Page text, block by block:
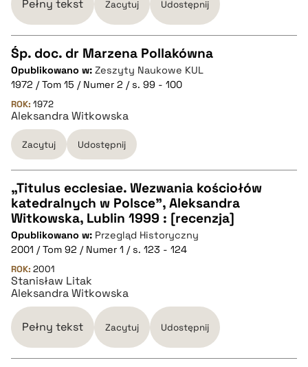
pobierz cytat
Pełny tekst Zacytuj Udostępnij
CZYSTY TEKST
pobierz cytat
BIBTEX
pobierz cytat
Śp. doc. dr Marzena Pollakówna
Opublikowano w: Zeszyty Naukowe KUL
1972 / Tom 15 / Numer 2 / s. 99 - 100
ROK: 1972
Aleksandra Witkowska
Zacytuj Udostępnij
CZYSTY TEKST
pobierz cytat
BIBTEX
pobierz cytat
„Titulus ecclesiae. Wezwania kościołów
katedralnych w Polsce”, Aleksandra
Witkowska, Lublin 1999 : [recenzja]
Opublikowano w: Przegląd Historyczny
2001 / Tom 92 / Numer 1 / s. 123 - 124
ROK: 2001
Stanisław Litak
Aleksandra Witkowska
Pełny tekst Zacytuj Udostępnij